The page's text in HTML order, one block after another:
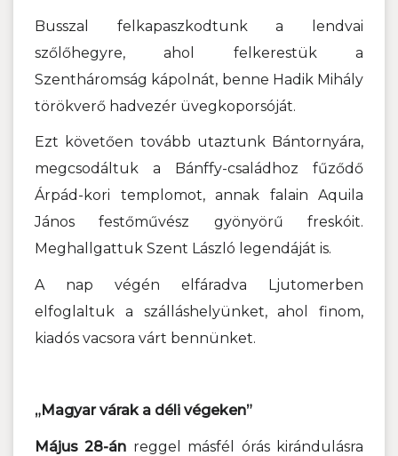
Busszal felkapaszkodtunk a lendvai
szőlőhegyre, ahol felkerestük a
Szentháromság kápolnát, benne Hadik Mihály
törökverő hadvezér üvegkoporsóját.
Ezt követően tovább utaztunk Bántornyára,
megcsodáltuk a Bánffy-családhoz fűződő
Árpád-kori templomot, annak falain Aquila
János festőművész gyönyörű freskóit.
Meghallgattuk Szent László legendáját is.
A nap végén elfáradva Ljutomerben
elfoglaltuk a szálláshelyünket, ahol finom,
kiadós vacsora várt bennünket.
„Magyar várak a déli végeken”
Május 28-án reggel másfél órás kirándulásra